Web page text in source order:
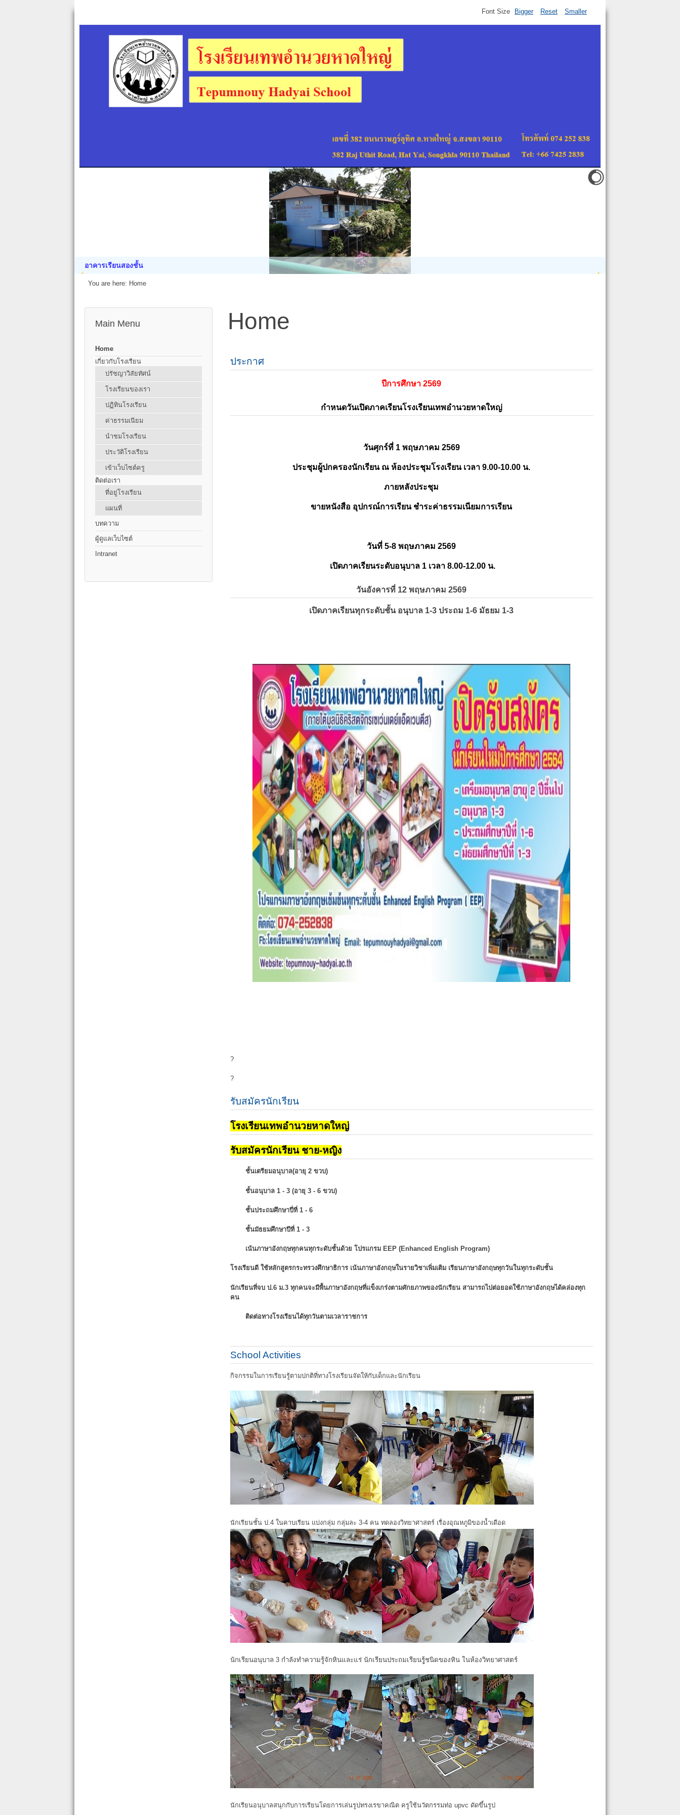
อาคารเรียนสองชั้น
Font Size Bigger Reset Smaller
You are here: Home
Main Menu
Home
เกี่ยวกับโรงเรียน
ปรัชญาวิสัยทัศน์
โรงเรียนของเรา
ปฏิทินโรงเรียน
ค่าธรรมเนียม
นำชมโรงเรียน
ประวัติโรงเรียน
เข้าเว็บไซต์ครู
ติดต่อเรา
ที่อยู่โรงเรียน
แผนที่
บทความ
ผู้ดูแลเว็บไซต์
Intranet
Home
ประกาศ
ปีการศึกษา 2569
กำหนดวันเปิดภาคเรียนโรงเรียนเทพอำนวยหาดใหญ่
วันศุกร์ที่ 1 พฤษภาคม 2569
ประชุมผู้ปกครองนักเรียน ณ ห้องประชุมโรงเรียน เวลา 9.00-10.00 น.
ภายหลังประชุม
ขายหนังสือ อุปกรณ์การเรียน ชำระค่าธรรมเนียมการเรียน
วันที่ 5-8 พฤษภาคม 2569
เปิดภาคเรียนระดับอนุบาล 1 เวลา 8.00-12.00 น.
วันอังคารที่ 12 พฤษภาคม 2569
เปิดภาคเรียนทุกระดับชั้น อนุบาล 1-3 ประถม 1-6 มัธยม 1-3
?
?
รับสมัครนักเรียน
โรงเรียนเทพอำนวยหาดใหญ่
รับสมัครนักเรียน ชาย-หญิง
ชั้นเตรียมอนุบาล(อายุ 2 ขวบ)
ชั้นอนุบาล 1 - 3 (อายุ 3 - 6 ขวบ)
ชั้นประถมศึกษาปี่ที่ 1 - 6
ชั้นมัธยมศึกษาปีที่ 1 - 3
เน้นภาษาอังกฤษทุกคนทุกระดับชั้นด้วย โปรแกรม EEP (Enhanced English Program)
โรงเรียนดี ใช้หลักสูตรกระทรวงศึกษาธิการ เน้นภาษาอังกฤษในรายวิชาเพิ่มเติม เรียนภาษาอังกฤษทุกวันในทุกระดับชั้น
นักเรียนที่จบ ป.6 ม.3 ทุกคนจะมีพื้นภาษาอังกฤษที่แข็งเกร่งตามศักยภาพของนักเรียน สามารถไปต่อยอดใช้ภาษาอังกฤษได้คล่องทุก
คน
ติดต่อทางโรงเรียนได้ทุกวันตามเวลาราชการ
School Activities
กิจกรรมในการเรียนรู้ตามปกติที่ทางโรงเรียนจัดให้กับเด็กและนักเรียน
นักเรียนชั้น ป.4 ในคาบเรียน แบ่งกลุ่ม กลุ่มละ 3-4 คน ทดลองวิทยาศาสตร์ เรื่องอุณหภูมิของน้ำเดือด
นักเรียนอนุบาล 3 กำลังทำความรู้จักหินและแร่ นักเรียนประถมเรียนรูู้ชนิดของหิน ในห้องวิทยาศาสตร์
นักเรียนอนุบาลสนุกกับการเรียนโดยการเล่นรูปทรงเรขาคณิต ครูใช้นวัตกรรมท่อ upvc ดัดขึ้นรูป